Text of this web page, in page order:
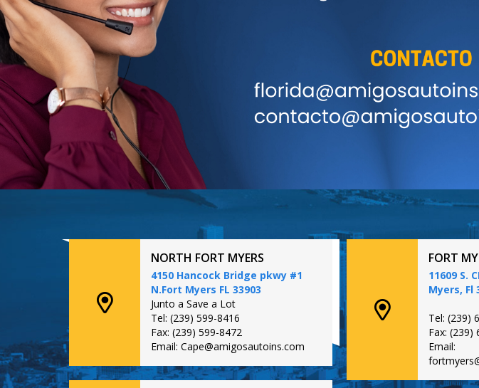
NORTH FORT MYERS
4150 Hancock Bridge pkwy #1
N.Fort Myers FL 33903
Junto a Save a Lot
Tel: (239) 599-8416
Fax: (239) 599-8472
Email: Cape@amigosautoins.com
FORT
11609 S.
Myers, Fl
Tel: (239)
Fax: (239)
Email: